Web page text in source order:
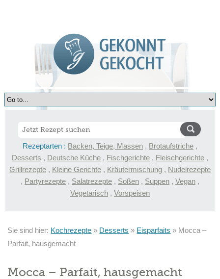
Rezeptarten : Backen, Teige, Massen , Brotaufstriche ,
Desserts , Deutsche Küche , Fischgerichte , Fleischgerichte ,
Grillrezepte , Kleine Gerichte , Kräutermischung , Nudelrezepte
, Partyrezepte , Salatrezepte , Soßen , Suppen , Vegan ,
Vegetarisch , Vorspeisen
Sie sind hier: Kochrezepte » Desserts » Eisparfaits » Mocca –
Parfait, hausgemacht
Mocca – Parfait, hausgemacht